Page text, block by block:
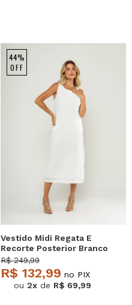
44%
OFF
Vestido Midi Regata E
Recorte Posterior Branco
Salvatore
R$ 249,99
R$ 132,99 no PIX
ou 2x de R$ 69,99